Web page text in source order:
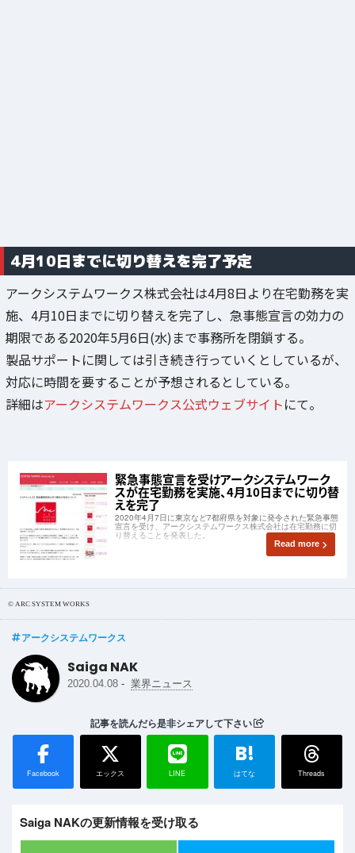
4月10日までに切り替えを完了予定
アークシステムワークス株式会社は4月8日より在宅勤務を実
施、4月10日までに切り替えを完了し、急事態宣言の効力の
期限である2020年5月6日(水)まで事務所を閉鎖する。
製品サポートに関しては引き続き行っていくとしているが、
対応に時間を要することが予想されるとしている。
詳細はアークシステムワークス公式ウェブサイトにて。
緊急事態宣言を受けアークシステムワーク
スが在宅勤務を実施、4月10日までに切り替
えを完了
2020年4月7日に東京など7都府県を対象に発令された緊急事態
宣言を受け、アークシステムワークス株式会社は在宅勤務に切
り替えることを発表した。
Read more
© ARC SYSTEM WORKS
アークシステムワークス
Saiga NAK
2020.04.08 - 業界ニュース
記事を読んだら是非シェアして下さい
Facebook エックス LINE
B!
はてな Threads
Saiga NAKの更新情報を受け取る